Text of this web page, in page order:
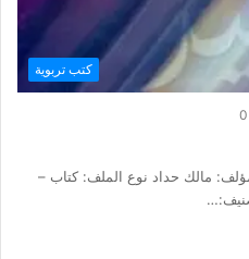
كتب تربوية
0
مالك حداد نوع الملف: كتاب –